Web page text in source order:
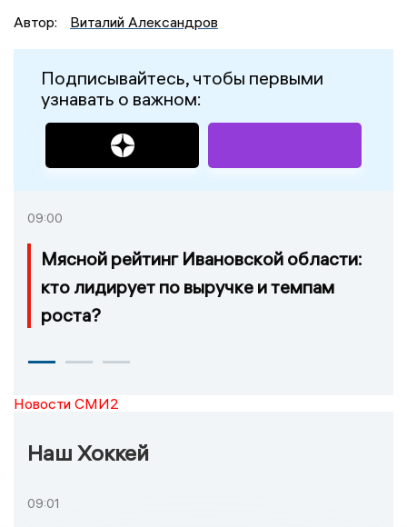
Автор:
Виталий Александров
Подписывайтесь, чтобы первыми
узнавать о важном:
09:00
Мясной рейтинг Ивановской области:
кто лидирует по выручке и темпам
роста?
Новости СМИ2
Наш Хоккей
09:01